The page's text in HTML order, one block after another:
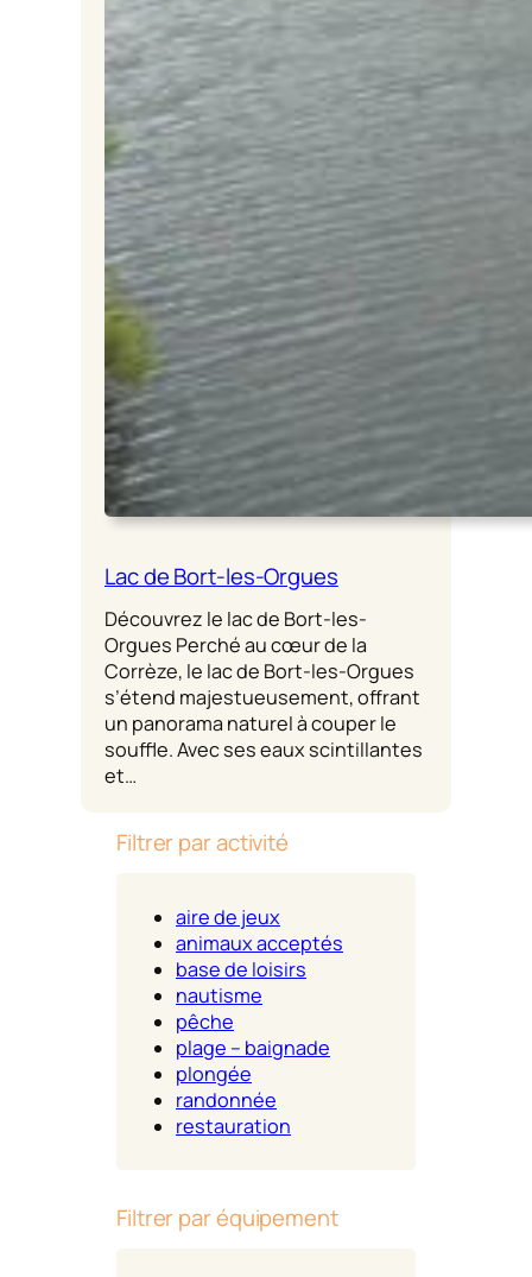
Lac de Bort-les-Orgues
Découvrez le lac de Bort-les-
Orgues Perché au cœur de la
Corrèze, le lac de Bort-les-Orgues
s’étend majestueusement, offrant
un panorama naturel à couper le
souffle. Avec ses eaux scintillantes
et…
Filtrer par activité
aire de jeux
animaux acceptés
base de loisirs
nautisme
pêche
plage – baignade
plongée
randonnée
restauration
Filtrer par équipement